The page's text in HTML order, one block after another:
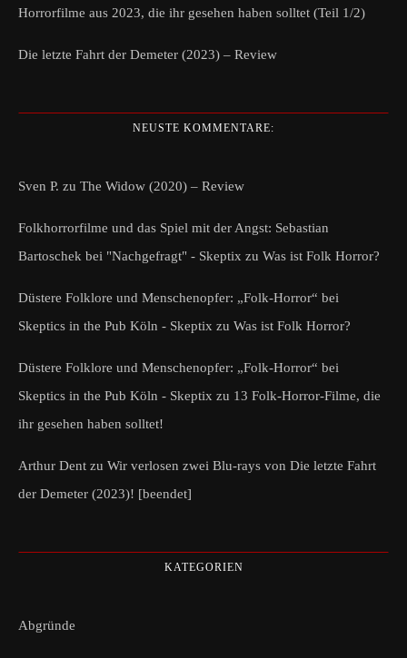
Horrorfilme aus 2023, die ihr gesehen haben solltet (Teil 1/2)
Die letzte Fahrt der Demeter (2023) – Review
NEUSTE KOMMENTARE:
Sven P. zu The Widow (2020) – Review
Folkhorrorfilme und das Spiel mit der Angst: Sebastian
Bartoschek bei "Nachgefragt" - Skeptix zu Was ist Folk Horror?
Düstere Folklore und Menschenopfer: „Folk-Horror“ bei
Skeptics in the Pub Köln - Skeptix zu Was ist Folk Horror?
Düstere Folklore und Menschenopfer: „Folk-Horror“ bei
Skeptics in the Pub Köln - Skeptix zu 13 Folk-Horror-Filme, die
ihr gesehen haben solltet!
Arthur Dent zu Wir verlosen zwei Blu-rays von Die letzte Fahrt
der Demeter (2023)! [beendet]
KATEGORIEN
Abgründe